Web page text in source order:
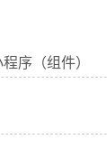
序（组件）